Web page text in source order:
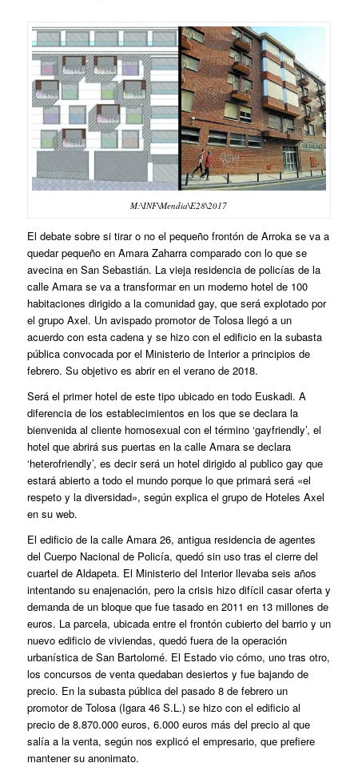
M:\INF\Mendia\E28\2017
El debate sobre si tirar o no el pequeño frontón de Arroka se va a
quedar pequeño en Amara Zaharra comparado con lo que se
avecina en San Sebastián. La vieja residencia de policías de la
calle Amara se va a transformar en un moderno hotel de 100
habitaciones dirigido a la comunidad gay, que será explotado por
el grupo Axel. Un avispado promotor de Tolosa llegó a un
acuerdo con esta cadena y se hizo con el edificio en la subasta
pública convocada por el Ministerio de Interior a principios de
febrero. Su objetivo es abrir en el verano de 2018.
Será el primer hotel de este tipo ubicado en todo Euskadi. A
diferencia de los establecimientos en los que se declara la
bienvenida al cliente homosexual con el término ‘gayfriendly’, el
hotel que abrirá sus puertas en la calle Amara se declara
‘heterofriendly’, es decir será un hotel dirigido al publico gay que
estará abierto a todo el mundo porque lo que primará será «el
respeto y la diversidad», según explica el grupo de Hoteles Axel
en su web.
El edificio de la calle Amara 26, antigua residencia de agentes
del Cuerpo Nacional de Policía, quedó sin uso tras el cierre del
cuartel de Aldapeta. El Ministerio del Interior llevaba seis años
intentando su enajenación, pero la crisis hizo difícil casar oferta y
demanda de un bloque que fue tasado en 2011 en 13 millones de
euros. La parcela, ubicada entre el frontón cubierto del barrio y un
nuevo edificio de viviendas, quedó fuera de la operación
urbanística de San Bartolomé. El Estado vio cómo, uno tras otro,
los concursos de venta quedaban desiertos y fue bajando de
precio. En la subasta pública del pasado 8 de febrero un
promotor de Tolosa (Igara 46 S.L.) se hizo con el edificio al
precio de 8.870.000 euros, 6.000 euros más del precio al que
salía a la venta, según nos explicó el empresario, que prefiere
mantener su anonimato.